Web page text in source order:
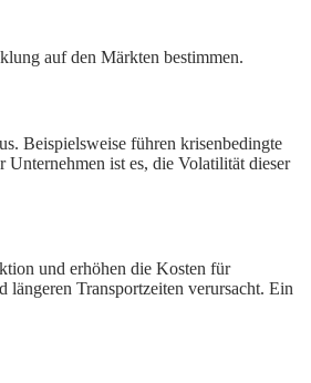
auf den Märkten bestimmen.
Beispielsweise führen krisenbedingte
ist es, die Volatilität dieser
und erhöhen die Kosten für
Transportzeiten verursacht. Ein